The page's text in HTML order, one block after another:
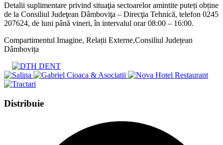
Detalii suplimentare privind situaţia sectoarelor amintite puteți obține
de la Consiliul Judeţean Dâmboviţa – Direcţia Tehnică, telefon 0245
207624, de luni până vineri, în intervalul orar 08:00 – 16:00.
Compartimentul Imagine, Relații Externe,Consiliul Județean
Dâmbovița
DistribuieShare